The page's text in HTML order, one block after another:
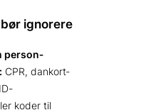
ignorere
person­
CPR, dankort­
koder til